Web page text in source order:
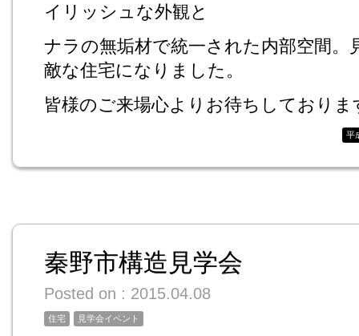
イリッシュな外観と
ナラの無垢材で統一された内部空間。
敵な住宅になりました。
皆様のご来場心よりお待ちしておりま
平
秦野市構造見学会
Posted on : 2015.04.08
住宅 見学会イベント